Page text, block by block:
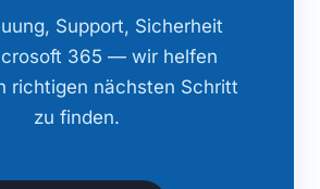
Support, Sicherheit
365 — wir helfen
richtigen nächsten Schritt
zu finden.